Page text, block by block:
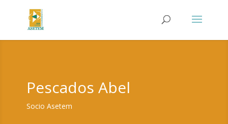
Pescados Abel
Socio Asetem